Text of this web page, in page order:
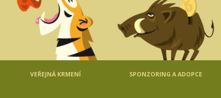
VEŘEJNÁ KRMENÍ SPONZORING A ADOPCE